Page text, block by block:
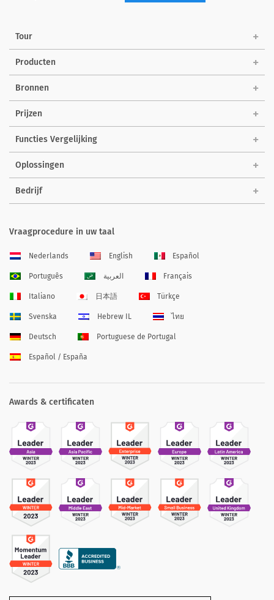
Tour
Producten
Bronnen
Prijzen
Functies Vergelijking
Oplossingen
Bedrijf
Vraagprocedure in uw taal
Nederlands English Español
Português العربية Français
Italiano 日本語 Türkçe
Svenska Hebrew IL ไทย
Deutsch Portuguese de Portugal
Español / España
Awards & certificaten